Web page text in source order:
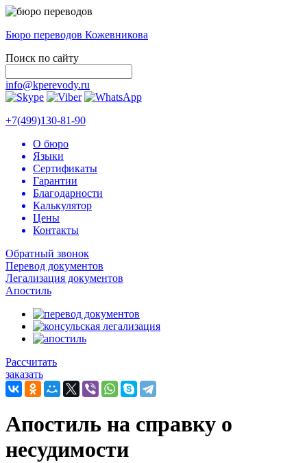
Бюро переводов Кожевникова
Поиск по сайту
info@kperevody.ru
+7(499)130-81-90
О бюро
Языки
Сертификаты
Гарантии
Благодарности
Калькулятор
Цены
Контакты
Обратный звонок
Перевод документов
Легализация документов
Апостиль
Рассчитать
заказать
Апостиль на справку о
несудимости